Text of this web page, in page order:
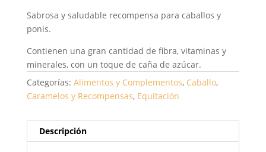
Sabrosa y saludable recompensa para caballos y
ponis.
Contienen una gran cantidad de fibra, vitaminas y
minerales, con un toque de caña de azúcar.
Categorías: Alimentos y Complementos, Caballo,
Caramelos y Recompensas, Equitación
Descripción